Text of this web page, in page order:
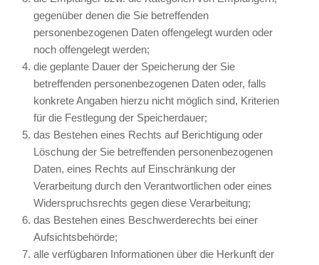
gegenüber denen die Sie betreffenden
personenbezogenen Daten offengelegt wurden oder
noch offengelegt werden;
die geplante Dauer der Speicherung der Sie
betreffenden personenbezogenen Daten oder, falls
konkrete Angaben hierzu nicht möglich sind, Kriterien
für die Festlegung der Speicherdauer;
das Bestehen eines Rechts auf Berichtigung oder
Löschung der Sie betreffenden personenbezogenen
Daten, eines Rechts auf Einschränkung der
Verarbeitung durch den Verantwortlichen oder eines
Widerspruchsrechts gegen diese Verarbeitung;
das Bestehen eines Beschwerderechts bei einer
Aufsichtsbehörde;
alle verfügbaren Informationen über die Herkunft der